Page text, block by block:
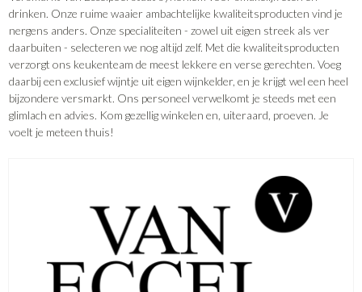
drinken. Onze ruime waaier ambachtelijke kwaliteitsproducten vind je
nergens anders. Onze specialiteiten - zowel uit eigen streek als ver
daarbuiten - selecteren we nog altijd zelf. Met die kwaliteitsproducten
verzorgt ons keukenteam de meest lekkere en verse gerechten. Voeg
daarbij een exclusief wijntje uit eigen wijnkelder, en je krijgt wel een heel
bijzondere versmarkt. Ons personeel verwelkomt je steeds met een
glimlach en advies. Kom gezellig winkelen en, uiteraard, proeven. Je
voelt je meteen thuis!